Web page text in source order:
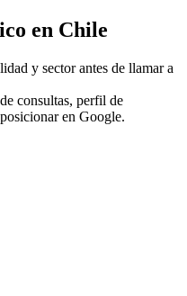
en Chile
y sector antes de llamar a
consultas, perfil de
en Google.